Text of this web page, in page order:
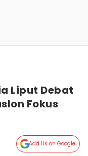
Liput Debat
Fokus
Add Us on Google